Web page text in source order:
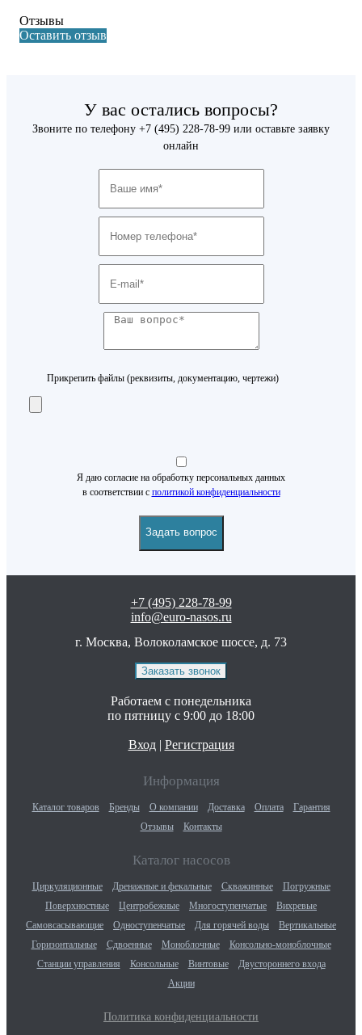
Отзывы
Оставить отзыв
У вас остались вопросы?
Звоните по телефону +7 (495) 228-78-99 или оставьте заявку
онлайн
Прикрепить файлы (реквизиты, документацию, чертежи)
Я даю согласие на обработку персональных данных
в соответствии с политикой конфиденциальности
+7 (495) 228-78-99
info@euro-nasos.ru
г. Москва, Волоколамское шоссе, д. 73
Работаем с понедельника
по пятницу с 9:00 до 18:00
Вход | Регистрация
Информация
Каталог товаров Бренды О компании Доставка Оплата
Гарантия
Отзывы
Контакты
Каталог насосов
Циркуляционные Дренажные и фекальные Скважинные
Погружные
Поверхностные
Центробежные Многоступенчатые
Вихревые
Самовсасывающие
Одноступенчатые Для горячей воды
Вертикальные
Горизонтальные
Сдвоенные Моноблочные
Консольно-моноблочные
Станции управления
Консольные Винтовые
Двустороннего входа
Акции
Политика конфиденциальности